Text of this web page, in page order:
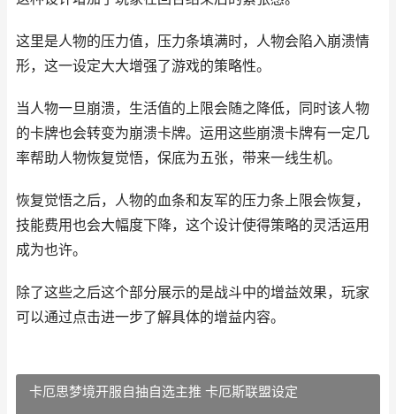
这里是人物的压力值，压力条填满时，人物会陷入崩溃情
形，这一设定大大增强了游戏的策略性。
当人物一旦崩溃，生活值的上限会随之降低，同时该人物
的卡牌也会转变为崩溃卡牌。运用这些崩溃卡牌有一定几
率帮助人物恢复觉悟，保底为五张，带来一线生机。
恢复觉悟之后，人物的血条和友军的压力条上限会恢复，
技能费用也会大幅度下降，这个设计使得策略的灵活运用
成为也许。
除了这些之后这个部分展示的是战斗中的增益效果，玩家
可以通过点击进一步了解具体的增益内容。
卡厄思梦境开服自抽自选主推 卡厄斯联盟设定